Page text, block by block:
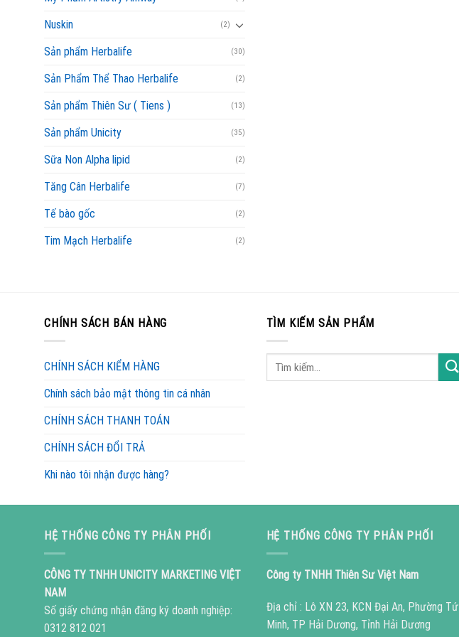
Nuskin (2)
Sản phẩm Herbalife (30)
Sản Phẩm Thể Thao Herbalife (2)
Sản phẩm Thiên Sư ( Tiens ) (13)
Sản phẩm Unicity (35)
Sữa Non Alpha lipid (2)
Tăng Cân Herbalife (7)
Tế bào gốc (2)
Tim Mạch Herbalife (2)
CHÍNH SÁCH BÁN HÀNG
CHÍNH SÁCH KIỂM HÀNG
Chính sách bảo mật thông tin cá nhân
CHÍNH SÁCH THANH TOÁN
CHÍNH SÁCH ĐỔI TRẢ
Khi nào tôi nhận được hàng?
TÌM KIẾM SẢN PHẨM
HỆ THỐNG CÔNG TY PHÂN PHỐI
CÔNG TY TNHH UNICITY MARKETING VIỆT
NAM
Số giấy chứng nhận đăng ký doanh nghiệp:
0312 812 021
HỆ THỐNG CÔNG TY PHÂN PHỐI
Công ty TNHH Thiên Sư Việt Nam
Địa chỉ : Lô XN 23, KCN Đại An, Phường Tứ
Minh, TP Hải Dương, Tỉnh Hải Dương